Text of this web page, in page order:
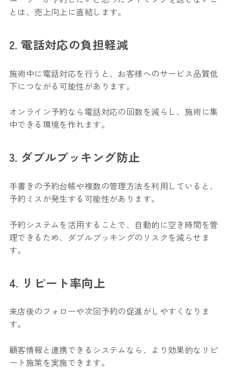
とは、売上向上に直結します。
2. 電話対応の負担軽減
施術中に電話対応を行うと、お客様へのサービス品質低
下につながる可能性があります。
オンライン予約なら電話対応の回数を減らし、施術に集
中できる環境を作れます。
3. ダブルブッキング防止
手書きの予約台帳や複数の管理方法を利用していると、
予約ミスが発生する可能性があります。
予約システムを活用することで、自動的に空き時間を管
理できるため、ダブルブッキングのリスクを減らせま
す。
4. リピート率向上
来店後のフォローや次回予約の促進がしやすくなりま
す。
顧客情報と連携できるシステムなら、より効果的なリピ
ート施策を実施できます。